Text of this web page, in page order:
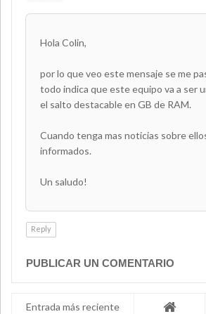
Hola Colin,
por lo que veo este mensaje se me
todo indica que este equipo va a ser
el salto destacable en GB de RAM.
Cuando tenga mas noticias sobre
informados.
Un saludo!
Reply
PUBLICAR UN COMENTARIO
Entrada más reciente